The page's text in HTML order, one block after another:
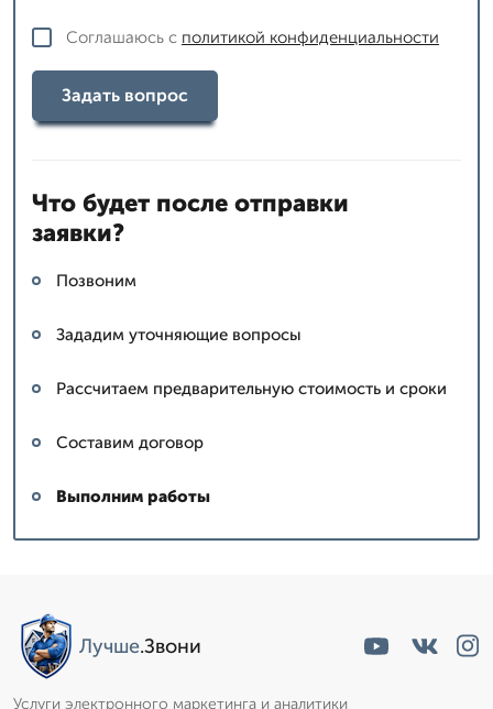
Соглашаюсь с политикой конфиденциальности
Задать вопрос
Что будет после отправки
заявки?
Позвоним
Зададим уточняющие вопросы
Рассчитаем предварительную стоимость и сроки
Составим договор
Выполним работы
Лучше.Звони
Услуги электронного маркетинга и аналитики